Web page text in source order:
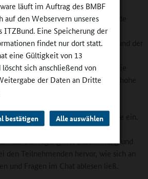
läuft im Auftrag des BMBF
auf den Webservern unseres
ITZBund. Eine Speicherung der
findet nur dort statt.
eine Gültigkeit von 13
sich anschließend von
der Daten an Dritte
bestätigen Alle auswählen
auch die Evaluation, mit der jede
einige Ergebnisse: „Das
Lernen wird als Gewinn erachtet und der
enorm erweitert.“ Oft
Vorurteile auszuräumen. „Die
Aufgabe erfährt eine hohe
sich Sichtweisen bei den
Deren Wünsche und
Weiterentwicklung der Modulreihe ein.
auf der Tagung viel Zustimmung und
den Teilnehmenden hervor, wie sich an
und Fragen im Chat ablesen ließ.